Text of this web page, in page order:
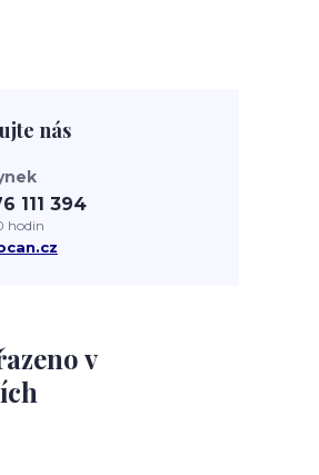
v
nás
111 394
hodin